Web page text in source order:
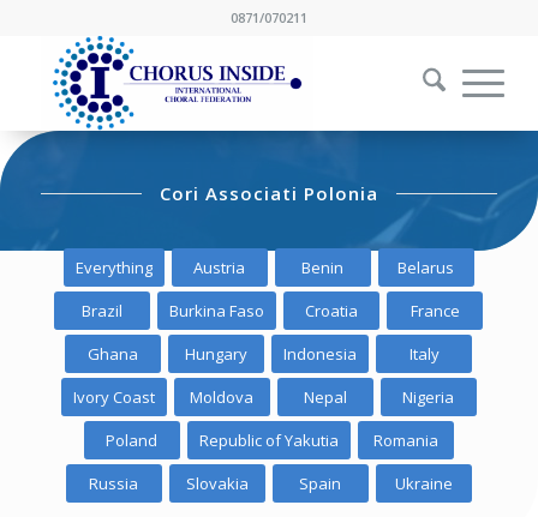
0871/070211
Cori Associati Polonia
Everything Austria Benin
Belarus
Brazil
Burkina Faso Croatia
France
Ghana
Hungary Indonesia
Italy
Ivory Coast
Moldova Nepal
Nigeria
Poland
Republic of Yakutia
Romania
Russia
Slovakia Spain Ukraine